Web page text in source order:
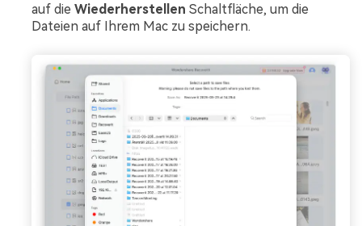
auf die Wiederherstellen Schaltfläche, um die
Dateien auf Ihrem Mac zu speichern.